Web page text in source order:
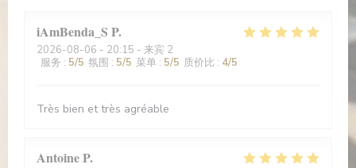
iAmBenda_S P
2026-08-06 - 20:15 - 来宾 2
服务 : 5/5 氛围 : 5/5 菜单 : 5/5 质价比 : 4/5
Très bien et très agréable
AntoineP